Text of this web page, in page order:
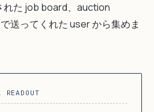
れた job board、auction
送ってくれた user から集めま